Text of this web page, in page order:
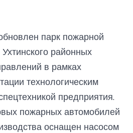
парк пожарной
районных
в рамках
технологическим
предприятия.
пожарных автомобилей
оснащен насосом